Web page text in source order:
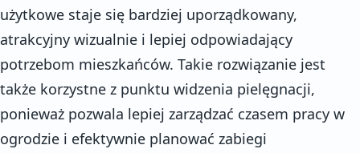
użytkowe staje się bardziej uporządkowany,
atrakcyjny wizualnie i lepiej odpowiadający
potrzebom mieszkańców. Takie rozwiązanie jest
także korzystne z punktu widzenia pielęgnacji,
ponieważ pozwala lepiej zarządzać czasem pracy w
ogrodzie i efektywnie planować zabiegi